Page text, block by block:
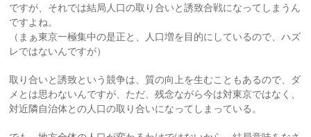
ですが、それでは結局人口の取り合いと誘致合戦になってしまうん
ですよね。
（まぁ東京一極集中の是正と、人口増を目的にしているので、ハズ
レではないんですが）
取り合いと誘致という競争は、質の向上を生むこともあるので、ダ
メとは思わないんですが、ただ、残念ながら今は対東京ではなく、
対近隣自治体との人口の取り合いになってしまっている。